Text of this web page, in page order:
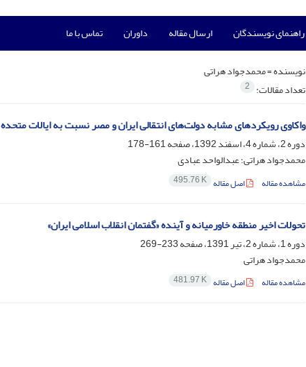
راهنمای نویسندگان ارسال مقاله داوران تماس با ما
نویسنده =محمدجواد هراتی
تعداد مقالات: 2
واکاوی رویکردهای مشابه دولت‌های انتقالی ایران و مصر نسبت به ایالات متحده
دوره 2، شماره 4، اسفند 1392، صفحه
161-178
محمدجواد هراتی؛ عبدالواحد عبادی
مشاهده مقاله اصل مقاله 495.76 K
تحولات اخیر منطقه خاورمیانه و آینده «گفتمان انقلاب اسلامی ایران»
دوره 1، شماره 2، تیر 1391، صفحه
233-269
محمدجواد هراتی
مشاهده مقاله اصل مقاله 481.97 K